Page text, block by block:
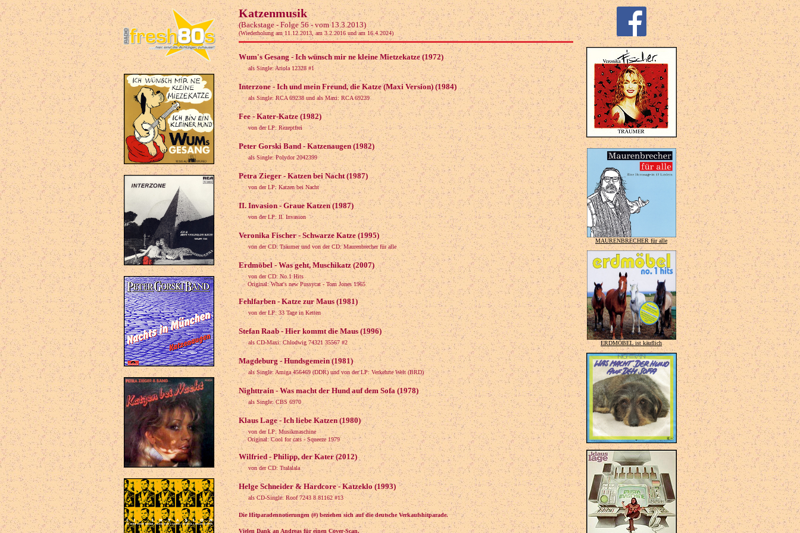
Katzenmusik
(Backstage - Folge 56 - vom 13.3.2013)
(Wiederholung am 11.12.2013, am 3.2.2016 und am 16.4.2024)
Wum's Gesang - Ich wünsch mir ne kleine Mietzekatze (1972)
als Single: Ariola 12328 #1
Interzone - Ich und mein Freund, die Katze (Maxi Version) (1984)
als Single: RCA 69238 und als Maxi: RCA 69239
Fee - Kater-Katze (1982)
von der LP: Rezeptfrei
Peter Gorski Band - Katzenaugen (1982)
als Single: Polydor 2042399
Petra Zieger - Katzen bei Nacht (1987)
von der LP: Katzen bei Nacht
II. Invasion - Graue Katzen (1987)
von der LP: II. Invasion
Veronika Fischer - Schwarze Katze (1995)
von der CD: Träumer und von der CD: Maurenbrecher für alle
Erdmöbel - Was geht, Muschikatz (2007)
von der CD: No.1 Hits
Original: What's new Pussycat - Tom Jones 1965
Fehlfarben - Katze zur Maus (1981)
von der LP: 33 Tage in Ketten
Stefan Raab - Hier kommt die Maus (1996)
als CD-Maxi: Chlodwig 74321 35567 #2
Magdeburg - Hundsgemein (1981)
als Single: Amiga 456469 (DDR) und von der LP: Verkehrte Welt (BRD)
Nighttrain - Was macht der Hund auf dem Sofa (1978)
als Single: CBS 6970
Klaus Lage - Ich liebe Katzen (1980)
von der LP: Musikmaschine
Original: Cool for cats - Squeeze 1979
Wilfried - Philipp, der Kater (2012)
von der CD: Tralalala
Helge Schneider & Hardcore - Katzeklo (1993)
als CD-Single: Roof 7243 8 81162 #13
Die Hitparadennotierungen (#) beziehen sich auf die deutsche Verkaufshitparade.
Vielen Dank an Andreas für einen Cover-Scan.
MAURENBRECHER für alle
ERDMÖBEL ist käuflich